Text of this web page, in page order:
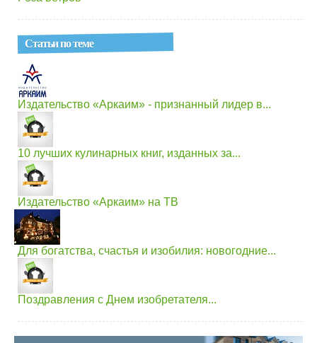
Статьи по теме
Издательство «Аркаим» - признанный лидер в...
10 лучших кулинарных книг, изданных за...
Издательство «Аркаим» на ТВ
Для богатства, счастья и изобилия: новогодние...
Поздравления с Днем изобретателя...